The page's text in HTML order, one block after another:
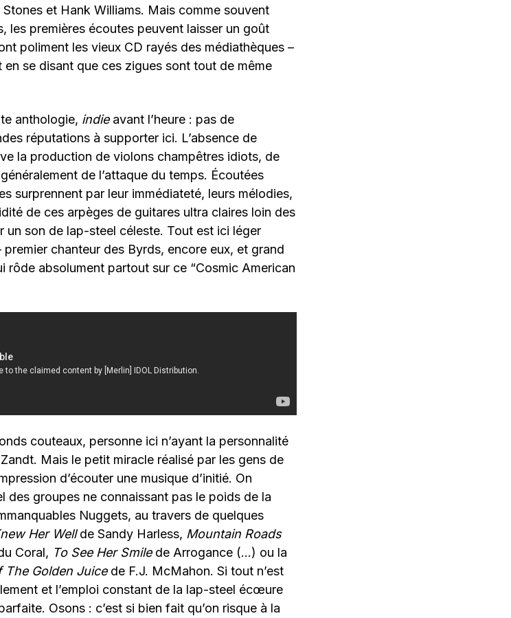
et Hank Williams. Mais comme souvent
les premières écoutes peuvent laisser un goût
poliment les vieux CD rayés des médiathèques –
se disant que ces zigues sont tout de même
anthologie, indieavant l’heure : pas de
réputations à supporter ici. L’absence de
la production de violons champêtres idiots, de
de l’attaque du temps. Écoutées
surprennent par leur immédiateté, leurs mélodies,
de ces arpèges de guitares ultra claires loin des
un son de lap-steel céleste. Tout est ici léger
chanteur des Byrds, encore eux, et grand
rôde absolument partout sur ce “Cosmic American
couteaux, personne ici n’ayant la personnalité
Mais le petit miracle réalisé par les gens de
d’écouter une musique d’initié. On
des groupes ne connaissant pas le poids de la
Nuggets, au travers de quelques
Her Wellde Sandy Harless, Mountain Roads
Coral, To See Her Smilede Arrogance (…) ou la
The Golden Juicede F.J. McMahon. Si tout n’est
et l’emploi constant de la lap-steel écœure
Osons : c’est si bien fait qu’on risque à la